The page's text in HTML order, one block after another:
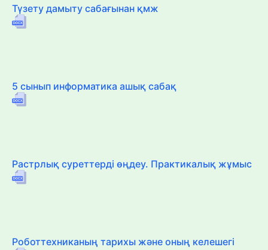
Түзету дамыту сабағынан қмж
5 сынып информатика ашық сабақ
Растрлық суреттерді өңдеу. Практикалық жұмыс
Роботтехниканың тарихы және оның келешегі